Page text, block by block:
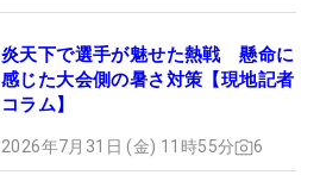
炎天下で選手が魅せた熱戦 懸命に
感じた大会側の暑さ対策【現地記者
コラム】
2026年7月31日 (金) 11時55分 6